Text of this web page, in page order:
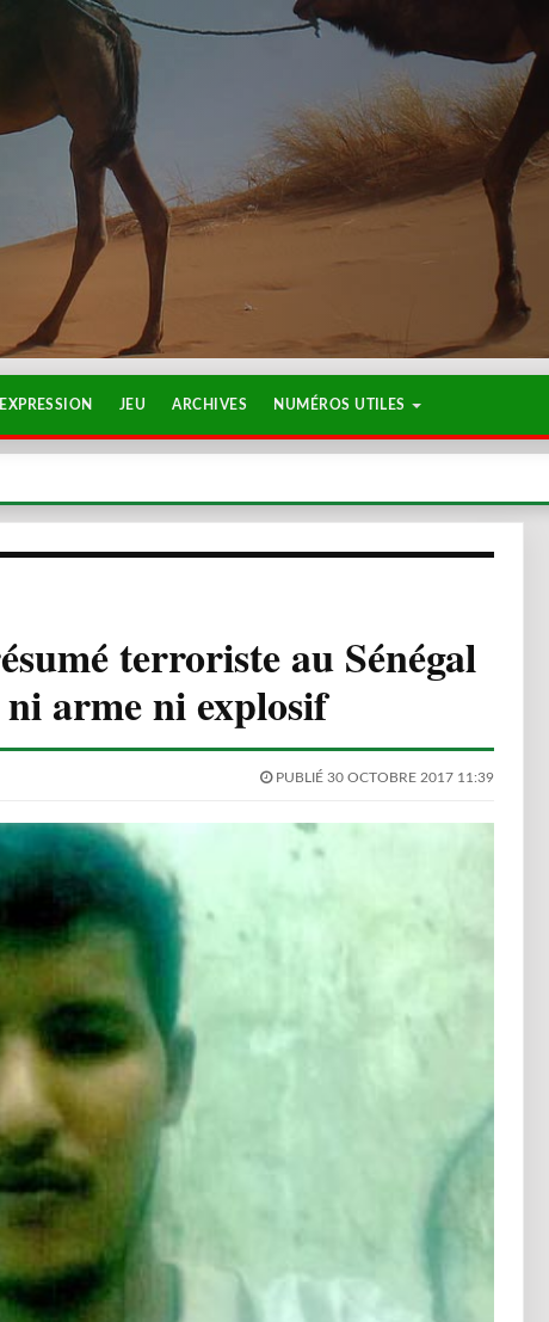
JEU ARCHIVES NUMÉROS UTILES
terroriste au Sénégal
ni arme ni explosif
PUBLIÉ 30 OCTOBRE 2017 11:39